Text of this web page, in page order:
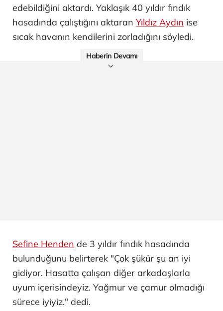
edebildiğini aktardı. Yaklaşık 40 yıldır fındık
hasadında çalıştığını aktaran Yıldız Aydın ise
sıcak havanın kendilerini zorladığını söyledi.
Haberin Devamı
Sefine Henden de 3 yıldır fındık hasadında
bulunduğunu belirterek "Çok şükür şu an iyi
gidiyor. Hasatta çalışan diğer arkadaşlarla
uyum içerisindeyiz. Yağmur ve çamur olmadığı
sürece iyiyiz." dedi.